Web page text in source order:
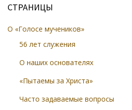
СТРАНИЦЫ
О «Голосе мучеников»
56 лет служения
О наших основателях
«Пытаемы за Христа»
Часто задаваемые вопросы